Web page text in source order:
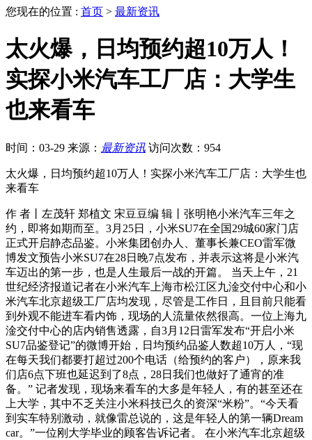
您现在的位置 : 首页 > 最新资讯
太火爆，日均预约超10万人！
实探小米汽车工厂店：大学生
也来看车
时间：03-29 来源： 最新资讯 访问次数：954
太火爆，日均预约超10万人！实探小米汽车工厂店：大学生也
来看车
作 者丨左茂轩 郑植文 宋豆豆编 辑丨张明艳小米汽车三年之
约，即将如期而至。3月25日，小米SU7在全国29城60家门店
正式开启静态品鉴。小米集团创办人、董事长兼CEO雷军微
博发文预告小米SU7在28日晚7点发布，并表示这将是小米汽
车迈出的第一步，也是人生最后一战的开篇。 当天上午，21
世纪经济报道记者在小米汽车上海市松江区九淦交付中心和小
米汽车北京超级工厂店均发现，尽管是工作日，且目前只能看
到外观不能进车看内饰，现场的人流量依然很高。一位上海九
淦交付中心的店内销售透露，自3月12日雷军发布“开启小米
SU7品鉴登记”的微博开始，日均预约品鉴人数超10万人，“现
在每天我们都要打超过200个电话（给预约的客户），原来我
们店6点下班也延迟到了8点，28日我们也做好了通宵的准
备。” 记者发现，现场来看车的大多是年轻人，有的甚至还在
上大学，其中不乏关注小米科技已久的资深“米粉”。“今天看
到实车特别激动，就像雷总说的，这是年轻人的第一辆Dream
car。”一位刚大学毕业的顾客告诉记者。 在小米汽车北京超级